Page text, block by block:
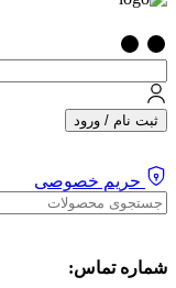
ثبت نام / ورود
حریم خصوصی
شماره تماس: